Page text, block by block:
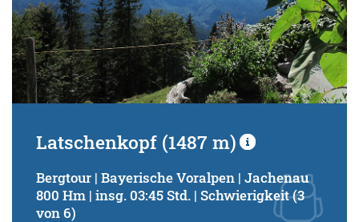
Latschenkopf (1487 m)
Bergtour | Bayerische Voralpen | Jachenau
800 Hm | insg. 03:45 Std. | Schwierigkeit (3
von 6)